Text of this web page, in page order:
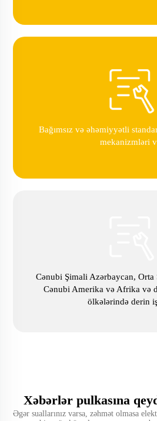
Bağımsız və əhəmiyyətli
mekanizmləri
Cənubi Şimali Azərbaycan, Orta
Cənubi Amerika və Afrika və
ölkələrində derin
Xəbərlər pulkasına
Əgər suallarınız varsa, zəhmət olmasa